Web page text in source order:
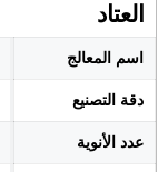
العتاد
اسم المعالج
دقة التصنيع
عدد الأنوية